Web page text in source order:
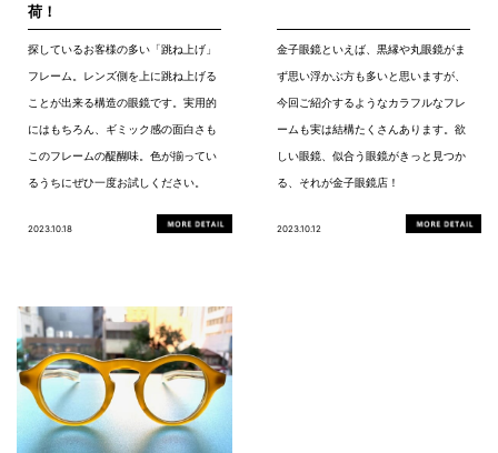
荷！
探しているお客様の多い「跳ね上げ」
フレーム。レンズ側を上に跳ね上げる
ことが出来る構造の眼鏡です。実用的
にはもちろん、ギミック感の面白さも
このフレームの醍醐味。色が揃ってい
るうちにぜひ一度お試しください。
2023.10.18
金子眼鏡といえば、黒縁や丸眼鏡がま
ず思い浮かぶ方も多いと思いますが、
今回ご紹介するようなカラフルなフレ
ームも実は結構たくさんあります。欲
しい眼鏡、似合う眼鏡がきっと見つか
る、それが金子眼鏡店！
2023.10.12